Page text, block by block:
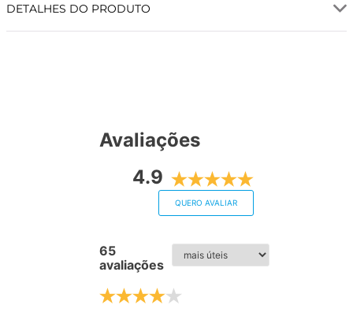
DETALHES DO PRODUTO
Avaliações
4.9
QUERO AVALIAR
65
avaliações